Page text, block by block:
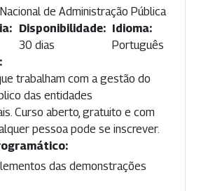
de Administração Pública
Disponibilidade:
30 dias
Idioma:
Português
trabalham com a gestão do
das entidades
Curso aberto, gratuito e com
pessoa pode se inscrever.
das demonstrações